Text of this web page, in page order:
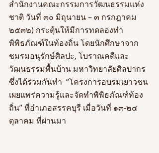
สำนักงานคณะกรรมการวัฒนธรรมแห่ง
ชาติ วันที่ ๓๐ มิถุนายน – ๓ กรกฎาคม
๒๕๓๒) กระตุ้นให้มีการทดลองทำ
พิพิธภัณฑ์ในท้องถิ่น โดยนักศึกษาจาก
ชมรมอนุรักษ์ศิลปะ, โบราณคดีและ
วัฒนธรรมพื้นบ้าน มหาวิทยาลัยศิลปากร
ซึ่งได้ร่วมกันทำ  “โครงการอบรมเยาวชน
เผยแพร่ความรู้และจัดทำพิพิธภัณฑ์ท้อง
ถิ่น” ที่อำเภอสรรคบุรี เมื่อวันที่ ๑๓-๒๔
ตุลาคม ที่ผ่านมา